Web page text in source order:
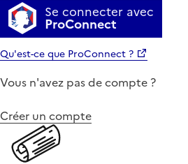
Se connecter avec
ProConnect
Qu'est-ce que ProConnect ?
Vous n'avez pas de compte ?
Créer un compte